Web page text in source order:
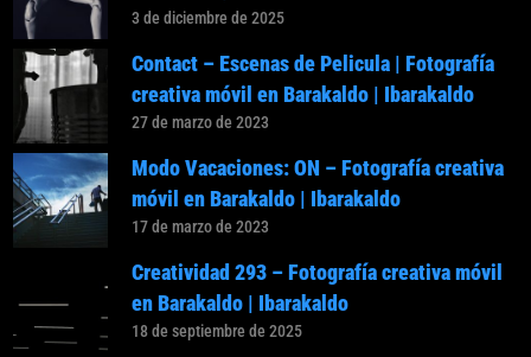
3 de diciembre de 2025
Contact – Escenas de Pelicula | Fotografía
creativa móvil en Barakaldo | Ibarakaldo
27 de marzo de 2023
Modo Vacaciones: ON – Fotografía creativa
móvil en Barakaldo | Ibarakaldo
17 de marzo de 2023
Creatividad 293 – Fotografía creativa móvil
en Barakaldo | Ibarakaldo
18 de septiembre de 2025